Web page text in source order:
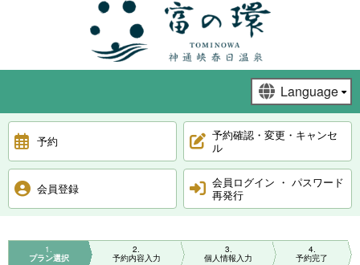
予約
予約確認・変更・キャンセ
ル
会員登録
会員ログイン ・ パスワード
再発行
1
プラン選択
2
予約内容入力
3
個人情報入力
4
予約完了